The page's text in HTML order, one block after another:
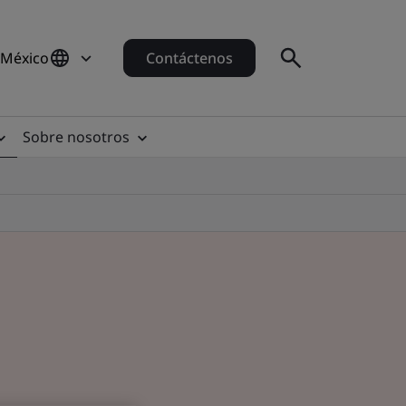
Contáctenos
Sobre nosotros